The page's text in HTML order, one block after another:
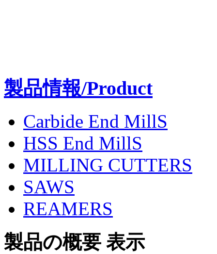
製品情報/Product
Carbide End MillS
HSS End MillS
MILLING CUTTERS
SAWS
REAMERS
製品の概要 表示